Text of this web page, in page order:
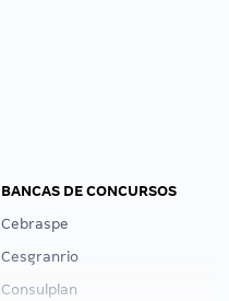
BANCAS DE CONCURSOS
Cebraspe
Cesgranrio
Consulplan